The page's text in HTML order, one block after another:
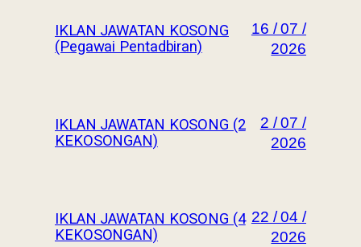
IKLAN JAWATAN KOSONG
(Pegawai Pentadbiran)
16 / 07 /
2026
IKLAN JAWATAN KOSONG (2
KEKOSONGAN)
2 / 07 /
2026
IKLAN JAWATAN KOSONG (4
KEKOSONGAN)
22 / 04 /
2026